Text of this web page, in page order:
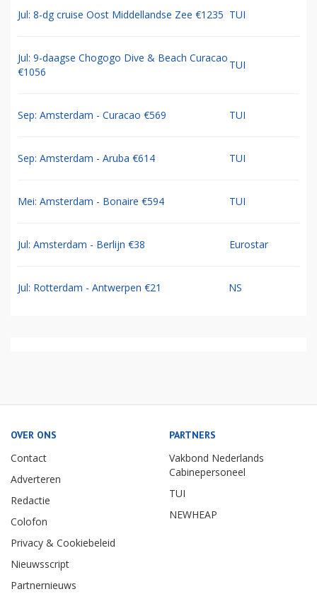
Jul: 8-dg cruise Oost Middellandse Zee €1235 TUI
Jul: 9-daagse Chogogo Dive & Beach Curacao
€1056
TUI
Sep: Amsterdam - Curacao €569 TUI
Sep: Amsterdam - Aruba €614 TUI
Mei: Amsterdam - Bonaire €594 TUI
Jul: Amsterdam - Berlijn €38 Eurostar
Jul: Rotterdam - Antwerpen €21 NS
OVER ONS
Contact
Adverteren
Redactie
Colofon
Privacy & Cookiebeleid
Nieuwsscript
Partnernieuws
PARTNERS
Vakbond Nederlands
Cabinepersoneel
TUI
NEWHEAP